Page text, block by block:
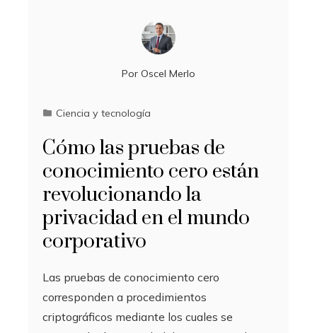
Por Oscel Merlo
Ciencia y tecnología
Cómo las pruebas de
conocimiento cero están
revolucionando la
privacidad en el mundo
corporativo
Las pruebas de conocimiento cero
corresponden a procedimientos
criptográficos mediante los cuales se